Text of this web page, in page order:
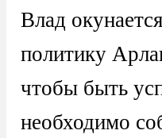
Влад
политику
чтобы быть
необходимо